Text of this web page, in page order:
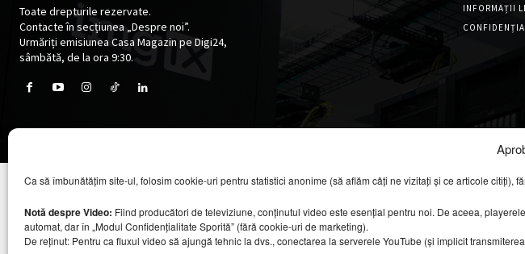
Ca să îmbunătățim site-ul, folosim cookie-uri pentru statistici anonime (să aflăm câți ne vizitați și ce articole citiți),
Notă despre Video: Fiind producători de televiziune, conținutul video este esențial pentru noi. De aceea,
automat, dar în „Modul Confidențialitate Sporită” (fără cookie-uri de marketing).
De reținut: Pentru ca fluxul video să ajungă tehnic la dvs., conectarea la serverele YouTube (și implicit
Toate drepturile rezervate.
Contacte în secțiunea „Despre noi”.
Urmăriți emisiunea Casa Magazin pe Digi24,
sâmbătă, de la ora 9:30.
INFORMAȚII